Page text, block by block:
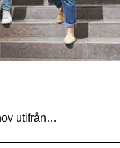
utifrån…